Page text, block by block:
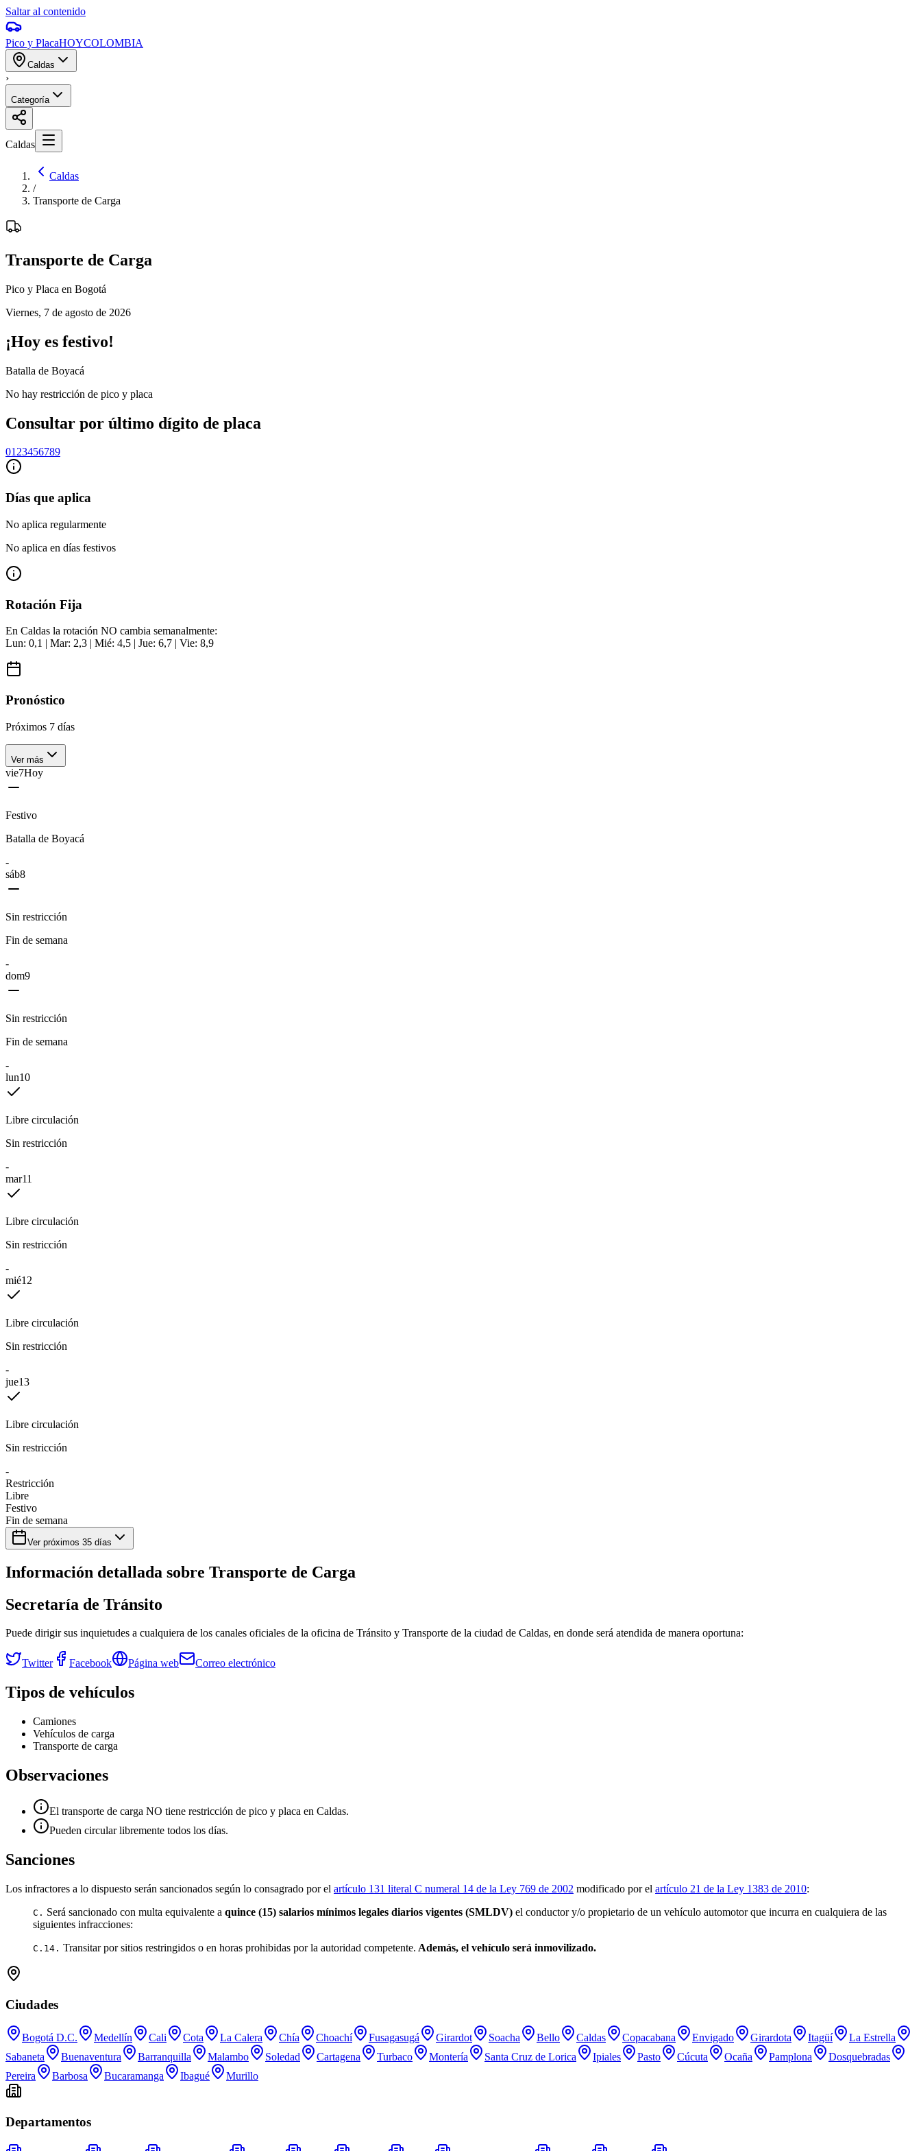
Saltar al contenido
Pico y PlacaHOYCOLOMBIA
Caldas
›
Categoría
Caldas
Caldas
/
Transporte de Carga
Transporte de Carga
Pico y Placa en Bogotá
Viernes, 7 de agosto de 2026
¡Hoy es festivo!
Batalla de Boyacá
No hay restricción de pico y placa
Consultar por último dígito de placa
0123456789
Días que aplica
No aplica regularmente
No aplica en días festivos
Rotación Fija
En Caldas la rotación NO cambia semanalmente:
Lun: 0,1 | Mar: 2,3 | Mié: 4,5 | Jue: 6,7 | Vie: 8,9
Pronóstico
Próximos 7 días
Ver más
vie7Hoy
Festivo
Batalla de Boyacá
-
sáb8
Sin restricción
Fin de semana
-
dom9
Sin restricción
Fin de semana
-
lun10
Libre circulación
Sin restricción
-
mar11
Libre circulación
Sin restricción
-
mié12
Libre circulación
Sin restricción
-
jue13
Libre circulación
Sin restricción
-
Restricción
Libre
Festivo
Fin de semana
Ver próximos 35 días
Información detallada sobre Transporte de Carga
Secretaría de Tránsito
Puede dirigir sus inquietudes a cualquiera de los canales oficiales de la oficina de Tránsito y Transporte de la ciudad de Caldas, en donde será atendida de manera oportuna:
Twitter Facebook Página web Correo electrónico
Tipos de vehículos
Camiones
Vehículos de carga
Transporte de carga
Observaciones
El transporte de carga NO tiene restricción de pico y placa en Caldas.
Pueden circular libremente todos los días.
Sanciones
Los infractores a lo dispuesto serán sancionados según lo consagrado por el artículo 131 literal C numeral 14 de la Ley 769 de 2002 modificado por el artículo 21 de la Ley 1383 de 2010:
C. Será sancionado con multa equivalente a quince (15) salarios mínimos legales diarios vigentes (SMLDV) el conductor y/o propietario de un vehículo automotor que incurra en cualquiera de las
siguientes infracciones:
C.14. Transitar por sitios restringidos o en horas prohibidas por la autoridad competente. Además, el vehículo será inmovilizado.
Ciudades
Bogotá D.C. Medellín Cali Cota La Calera Chía Choachí Fusagasugá Girardot Soacha Bello Caldas Copacabana Envigado Girardota Itagüí
La Estrella
Sabaneta
Buenaventura Barranquilla Malambo Soledad Cartagena Turbaco Montería Santa Cruz de Lorica Ipiales Pasto Cúcuta Ocaña Pamplona
Dosquebradas
Pereira
Barbosa Bucaramanga Ibagué Murillo
Departamentos